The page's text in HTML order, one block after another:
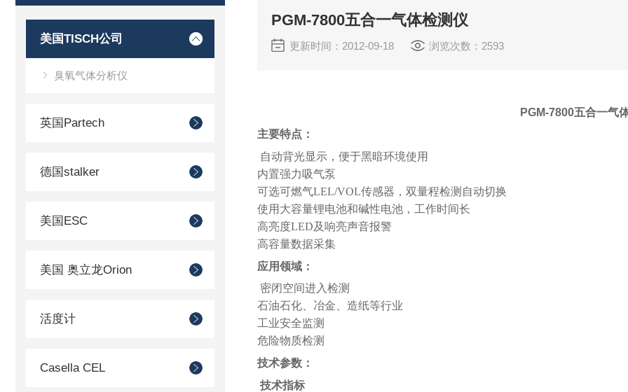
美国TISCH公司
臭氧气体分析仪
英国Partech
德国stalker
美国ESC
美国 奥立龙Orion
活度计
Casella CEL
PGM-7800五合一气体检测仪
更新时间：2012-09-18 浏览次数：2593
PGM-7800五合一气
主要特点：
自动背光显示，便于黑暗环境使用
内置强力吸气泵
可选可燃气LEL/VOL传感器，双量程检测自动切换
使用大容量锂电池和碱性电池，工作时间长
高亮度LED及响亮声音报警
高容量数据采集
应用领域：
密闭空间进入检测
石油石化、冶金、造纸等行业
工业安全监测
危险物质检测
技术参数：
技术指标